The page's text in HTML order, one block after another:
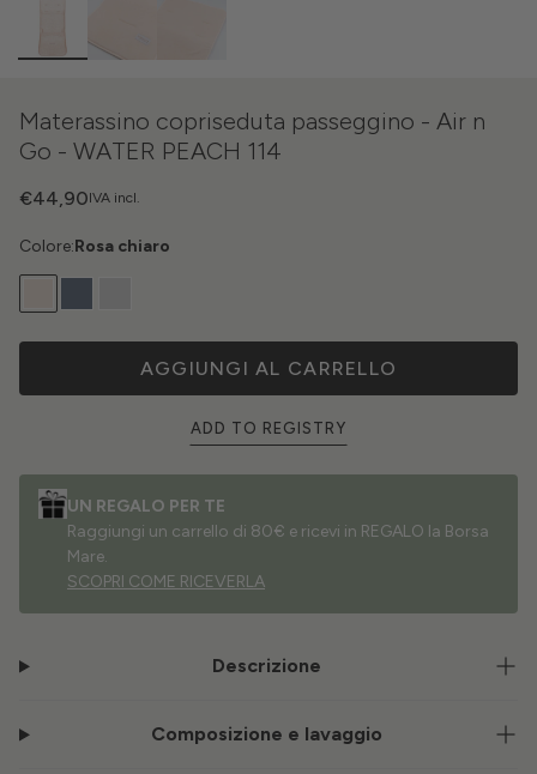
Materassino copriseduta passeggino - Air n
Go - WATER PEACH 114
IVA incl.
€44,90
Colore:Rosa chiaro
AGGIUNGI AL CARRELLO
ADD TO REGISTRY
UN REGALO PER TE
Raggiungi un carrello di 80€ e ricevi in REGALO la Borsa
Mare.
SCOPRI COME RICEVERLA
Descrizione
Composizione e lavaggio